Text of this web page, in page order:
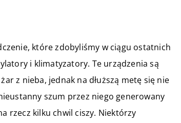
które zdobyliśmy w ciągu ostatnich
i klimatyzatory. Te urządzenia są
z nieba, jednak na dłuższą metę się nie
szum przez niego generowany
rzecz kilku chwil ciszy. Niektórzy